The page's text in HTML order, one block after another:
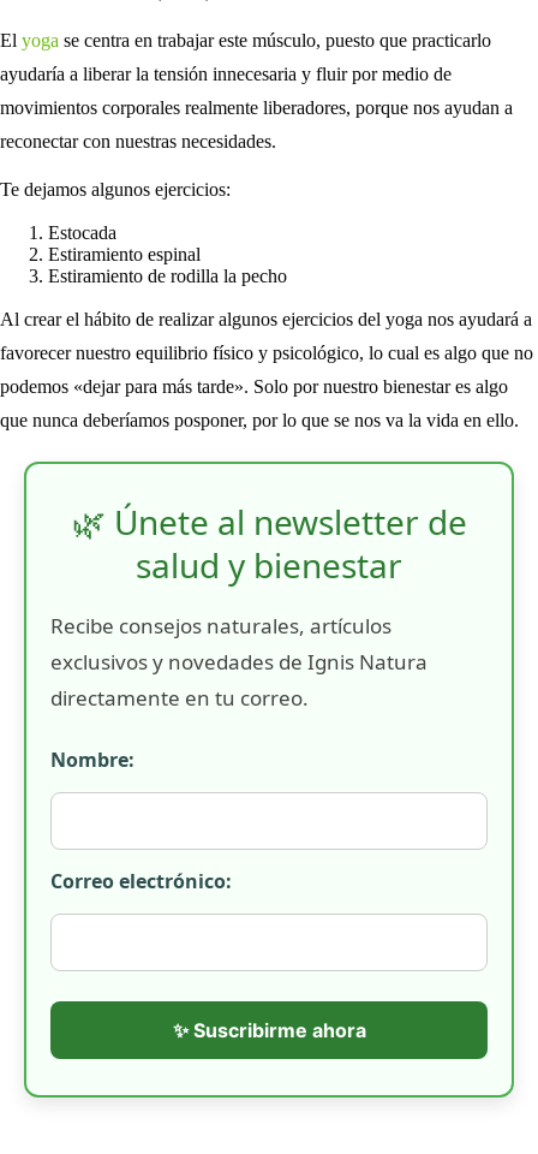
El yoga se centra en trabajar este músculo, puesto que practicarlo
ayudaría a liberar la tensión innecesaria y fluir por medio de
movimientos corporales realmente liberadores, porque nos ayudan a
reconectar con nuestras necesidades.
Te dejamos algunos ejercicios:
Estocada
Estiramiento espinal
Estiramiento de rodilla la pecho
Al crear el hábito de realizar algunos ejercicios del yoga nos ayudará a
favorecer nuestro equilibrio físico y psicológico, lo cual es algo que no
podemos «dejar para más tarde». Solo por nuestro bienestar es algo
que nunca deberíamos posponer, por lo que se nos va la vida en ello.
🌿 Únete al newsletter de
salud y bienestar
Recibe consejos naturales, artículos
exclusivos y novedades de Ignis Natura
directamente en tu correo.
Nombre:
Correo electrónico:
✨ Suscribirme ahora